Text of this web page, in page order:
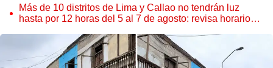
Más de 10 distritos de Lima y Callao no tendrán luz
hasta por 12 horas del 5 al 7 de agosto: revisa horarios y